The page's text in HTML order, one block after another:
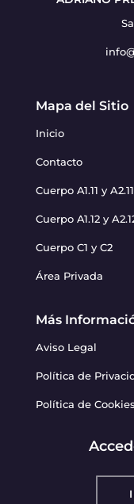
Mapa del Sitio
Inicio
Contacto
Cuerpo A1.11 y A2.11
Cuerpo A1.12 y
Cuerpo C1 y C2
Área Privada
Más
Aviso Legal
Política de
Política de Cookies